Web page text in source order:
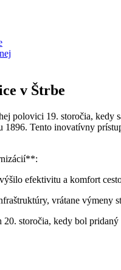
v Štrbe
polovici 19. storočia, kedy
Tento inovatívny
efektivitu a komfort
vrátane výmeny
storočia, kedy bol